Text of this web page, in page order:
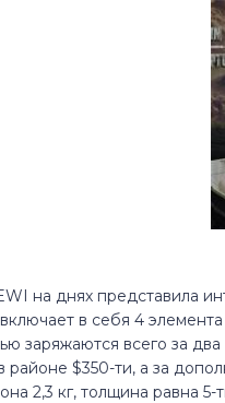
на днях представила
в себя 4
заряжаются всего за два
районе $350-ти, а за
2,3 кг, толщина равна